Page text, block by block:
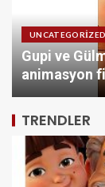
UNCATEGORIZED
Gupi ve
animasyon
TRENDLER